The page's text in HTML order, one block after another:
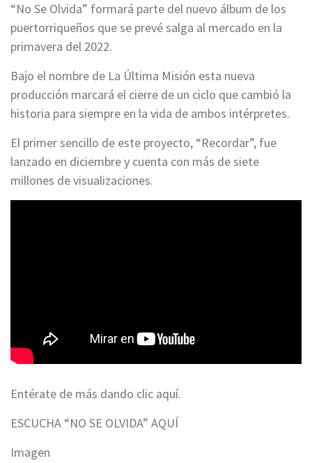
“No Se Olvida” formará parte del nuevo álbum de los
puertorriqueños que se prevé salga al mercado en la
primavera del 2022.
Bajo el nombre de La Última Misión esta nueva
producción marcará el cierre de un ciclo que cambió la
historia para siempre en la vida de ambos intérpretes.
El primer sencillo de este proyecto, “Recordar”, fue
lanzado en diciembre y cuenta con más de siete
millones de visualizaciones.
Entérate de más dando clic aquí.
ESCUCHA “NO SE OLVIDA” AQUÍ
Imagen